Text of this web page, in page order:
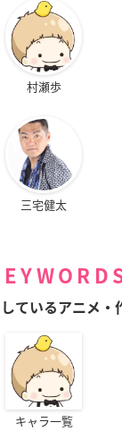
村瀬歩
三宅健太
ているアニメ・
キャラ一覧